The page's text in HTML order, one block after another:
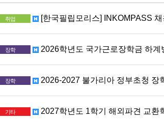
취업 [한국필립모리스] INKOMPASS
장학 2026학년도 국가근로장학금 하계
장학 2026-2027 불가리아 정부초청 장
기타 2027학년도 1학기 해외파견 교환